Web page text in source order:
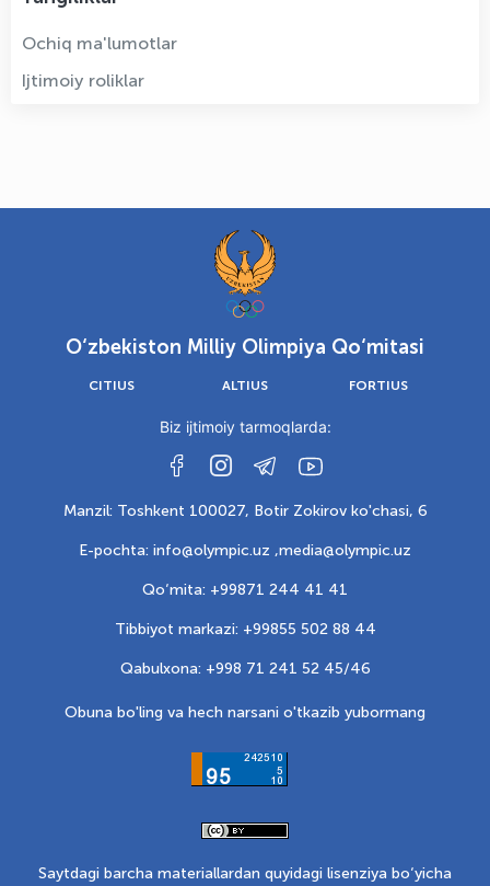
Ochiq ma'lumotlar
Ijtimoiy roliklar
O‘zbekiston Milliy Olimpiya Qo‘mitasi
CITIUS ALTIUS FORTIUS
Biz ijtimoiy tarmoqlarda:
Manzil: Toshkent 100027, Botir Zokirov ko'chasi, 6
E-pochta: info@olympic.uz ,media@olympic.uz
Qo‘mita: +99871 244 41 41
Tibbiyot markazi: +99855 502 88 44
Qabulxona: +998 71 241 52 45/46
Obuna bo'ling va hech narsani o'tkazib yubormang
Saytdagi barcha materiallardan quyidagi lisenziya bo‘yicha